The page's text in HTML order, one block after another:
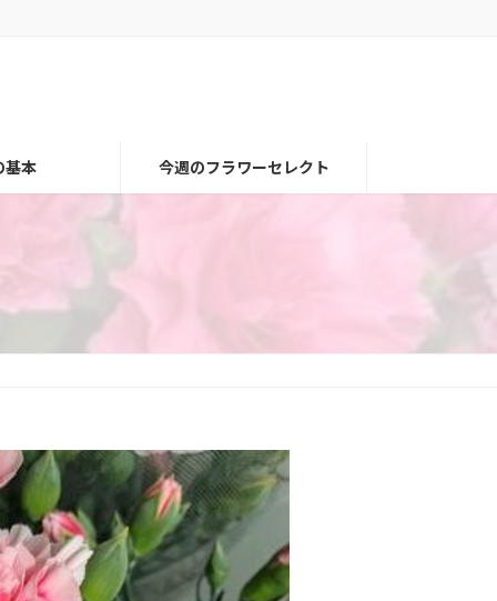
基本 今週のフラワーセレクト